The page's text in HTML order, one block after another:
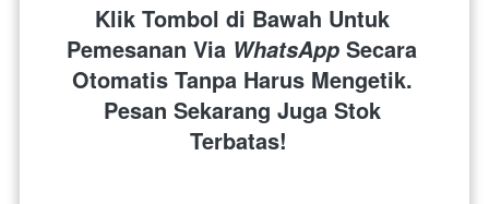
Klik Tombol di Bawah Untuk
Pemesanan Via WhatsApp Secara
Otomatis Tanpa Harus Mengetik.
Pesan Sekarang Juga Stok
Terbatas!